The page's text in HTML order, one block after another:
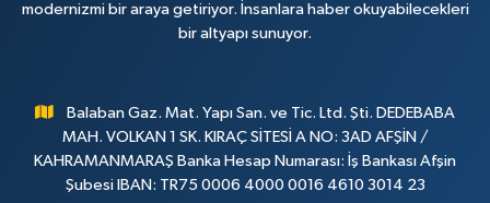
modernizmi bir araya getiriyor. İnsanlara haber okuyabilecekleri
bir altyapı sunuyor.
Balaban Gaz. Mat. Yapı San. ve Tic. Ltd. Şti. DEDEBABA
MAH. VOLKAN 1 SK. KIRAÇ SİTESİ A NO: 3AD AFŞİN /
KAHRAMANMARAŞ Banka Hesap Numarası: İş Bankası Afşin
Şubesi IBAN: TR75 0006 4000 0016 4610 3014 23